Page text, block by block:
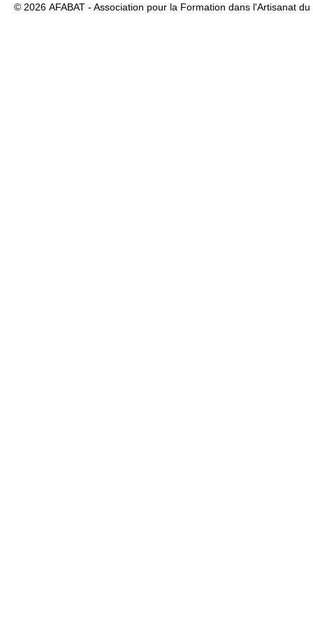
© 2026 AFABAT - Association pour la Formation dans l'Artisanat du